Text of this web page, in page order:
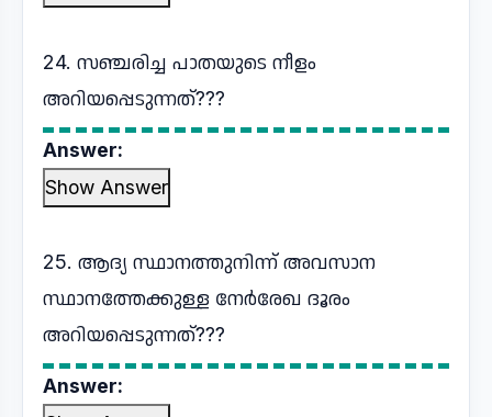
24. സഞ്ചരിച്ച പാതയുടെ നീളം
അറിയപ്പെടുന്നത്???
Answer:
Show Answer
25. ആദ്യ സ്ഥാനത്തുനിന്ന് അവസാന
സ്ഥാനത്തേക്കുള്ള നേർരേഖ ദൂരം
അറിയപ്പെടുന്നത്???
Answer: